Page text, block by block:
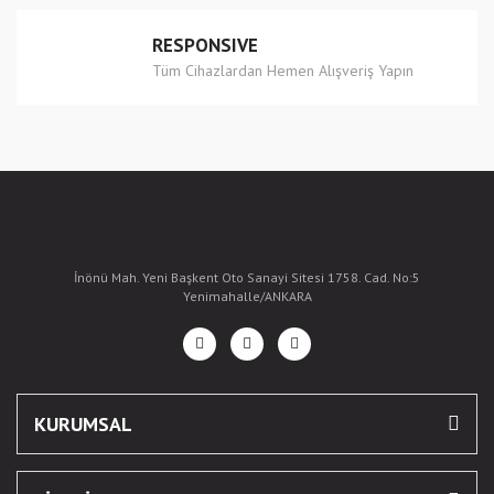
RESPONSIVE
Tüm Cihazlardan Hemen Alışveriş Yapın
İnönü Mah. Yeni Başkent Oto Sanayi Sitesi 1758. Cad. No:5
Yenimahalle/ANKARA
KURUMSAL